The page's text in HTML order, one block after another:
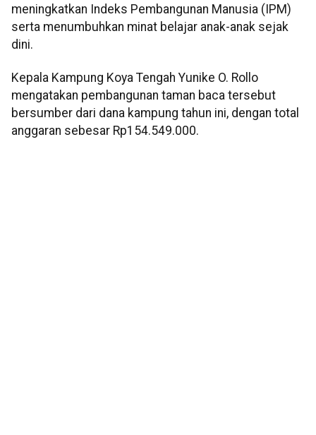
meningkatkan Indeks Pembangunan Manusia (IPM)
serta menumbuhkan minat belajar anak-anak sejak
dini.
Kepala Kampung Koya Tengah Yunike O. Rollo
mengatakan pembangunan taman baca tersebut
bersumber dari dana kampung tahun ini, dengan total
anggaran sebesar Rp154.549.000.